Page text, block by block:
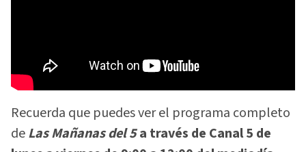
Recuerda que puedes ver el programa completo
deLas Mañanas del 5a través de Canal 5 de